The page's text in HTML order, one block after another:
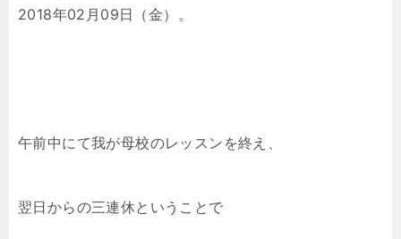
2018年02月09日（金）。
午前中にて我が母校のレッスンを終え、
翌日からの三連休ということで